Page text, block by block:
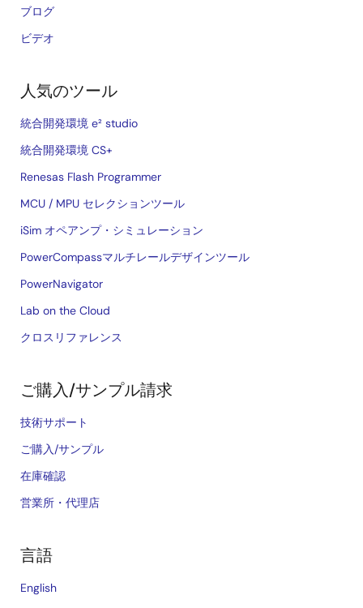
ブログ
ビデオ
人気のツール
統合開発環境 e² studio
統合開発環境 CS+
Renesas Flash Programmer
MCU / MPU セレクションツール
iSim オペアンプ・シミュレーション
PowerCompassマルチレールデザインツール
PowerNavigator
Lab on the Cloud
クロスリファレンス
ご購入/サンプル請求
技術サポート
ご購入/サンプル
在庫確認
営業所・代理店
言語
English